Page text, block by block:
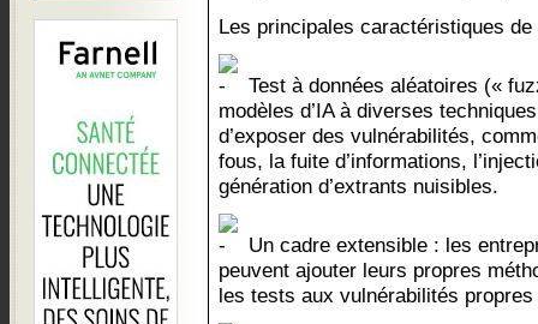
Les principales caractéristiques
Test à données aléatoires («
modèles d’IA à diverses
d’exposer des vulnérabilités,
fous, la fuite d’informations,
génération d’extrants nuisibles.
Un cadre extensible : les
peuvent ajouter leurs propres
les tests aux vulnérabilités